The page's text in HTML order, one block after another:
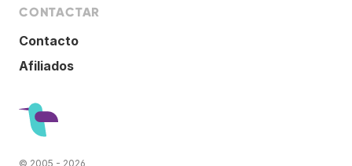
CONTACTAR
Contacto
Afiliados
© 2005 - 2026